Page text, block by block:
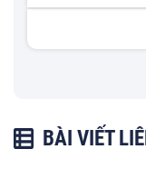
BÀI VIẾT